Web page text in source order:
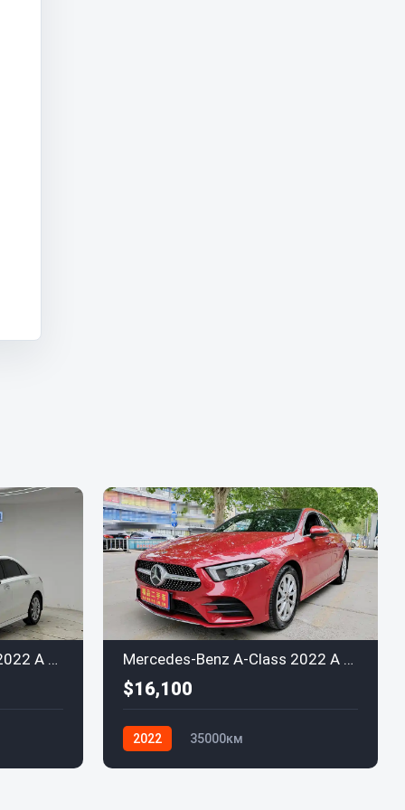
Mercedes-Benz A-Class 2022 A 200 L Sport Sedan Dynamic Mercedes-Benz A-Class 2022 A 200 L Sport Sedan Dynamic
$16,100
2022
35000км